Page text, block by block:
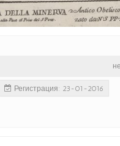
Регистрация: 23-01-2016